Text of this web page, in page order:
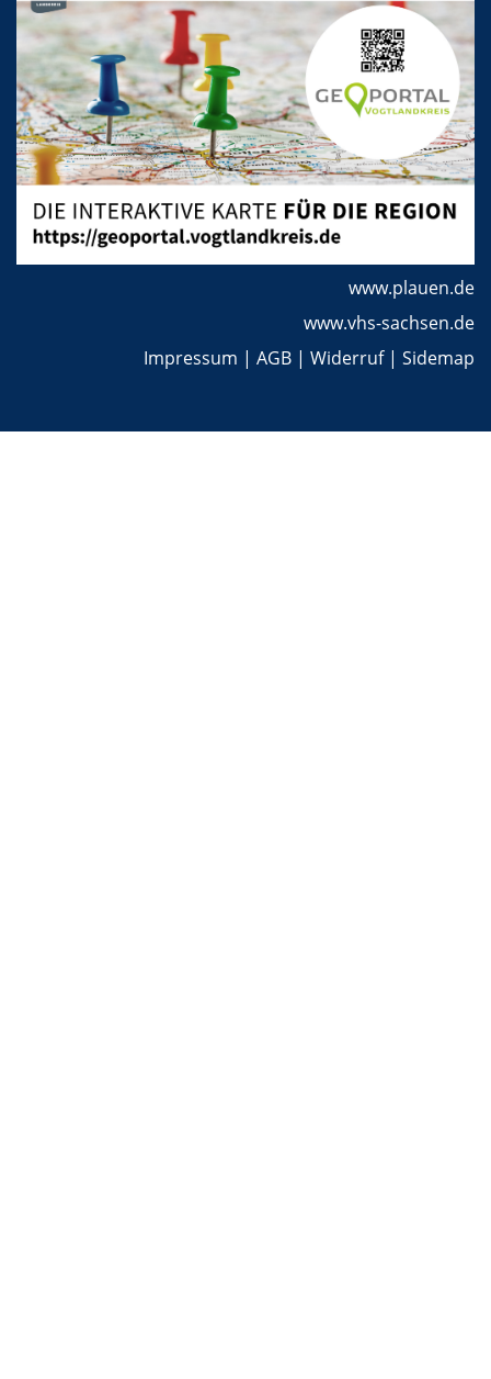
www.plauen.de
www.vhs-sachsen.de
Impressum | AGB | Widerruf| Sidemap